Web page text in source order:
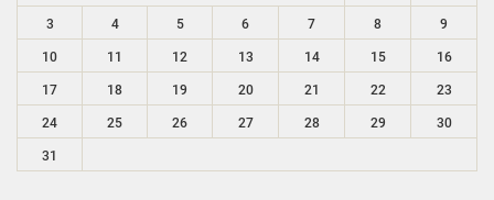
3 4 5 6 7 8 9
10 11 12 13 14 15 16
17 18 19 20 21 22 23
24 25 26 27 28 29 30
31